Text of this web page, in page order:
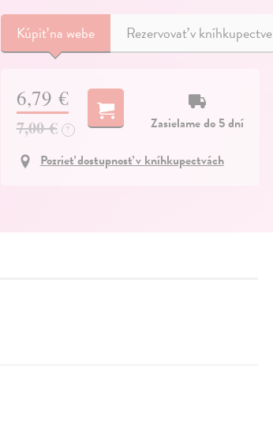
Kúpiťna webe Rezervovať v kníhkupectve
6,79 €
7,00 € ?
Zasielame do 5 dní
Pozrieť dostupnosť v kníhkupectvách